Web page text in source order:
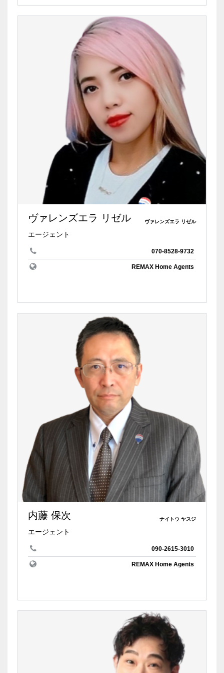
ヴァレンズエラ リゼル ヴァレンズエラ リゼル
エージェント
070-8528-9732
REMAX Home Agents
内藤 保次 ナイトウ ヤスジ
エージェント
090-2615-3010
REMAX Home Agents